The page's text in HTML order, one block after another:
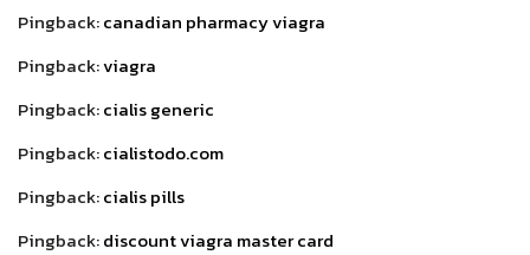
Pingback:canadian pharmacy viagra
Pingback:viagra
Pingback:cialis generic
Pingback:cialistodo.com
Pingback:cialis pills
Pingback:discount viagra master card